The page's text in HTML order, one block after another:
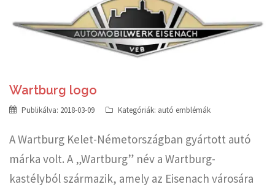
Wartburg logo
Publikálva: 2018-03-09 Kategóriák: autó emblémák
A Wartburg Kelet-Németországban gyártott autó
márka volt. A „Wartburg” név a Wartburg-
kastélyból származik, amely az Eisenach városára